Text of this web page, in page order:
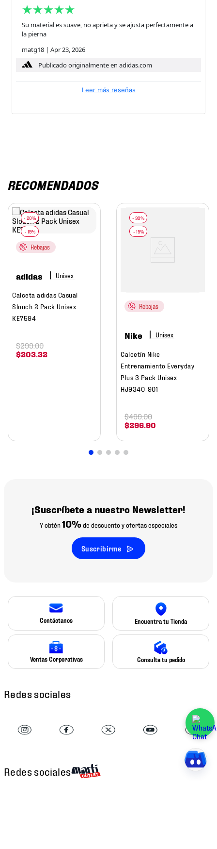
Su material es suave, no aprieta y se ajusta perfectamente a
la pierna
matg18 | Apr 23, 2026
Publicado originalmente en adidas.com
Leer más reseñas
RECOMENDADOS
Rebajas
adidas
Calceta adidas Casual
Slouch 2 Pack Unisex
KE7594
$203.32
$299.00
Rebajas
Nike
Calcetín Nike
Entrenamiento Everyday
Plus 3 Pack Unisex
HJ9340-901
$296.90
$499.00
¡Suscríbete a nuestro Newsletter!
Y obtén10% de descuento y ofertas especiales
Suscribirme
Contáctanos Encuentra tu Tienda
Ventas Corporativas Consulta tu pedido
Redes sociales
Redes sociales